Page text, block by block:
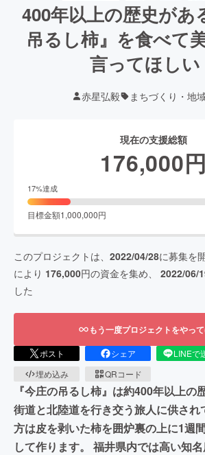
400年以上の歴史があ
吊るし柿』を食べて
言ってほしい
赤星弘毅 まちづくり・地
現在の支援総額
176,000円
17%達成
目標金額1,000,000円
このプロジェクトは、 2022/04/28に募集を
により 176,000円の資金を集め、 2022/06/
した
もう一度プロジェクトをやっ
ポスト シェア LINEで
埋め込み
QRコード
『今庄の吊るし柿』は約400年以上の
街道と北陸道を行き交う旅人に供され
方は皮を剥いた柿を囲炉裏の上に1週
して作ります。 福井県内では高い知